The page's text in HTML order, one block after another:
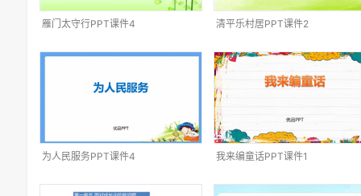
雁门太守行PPT课件4 清平乐村居PPT课件2
为人民服务PPT课件4 我来编童话PPT课件1